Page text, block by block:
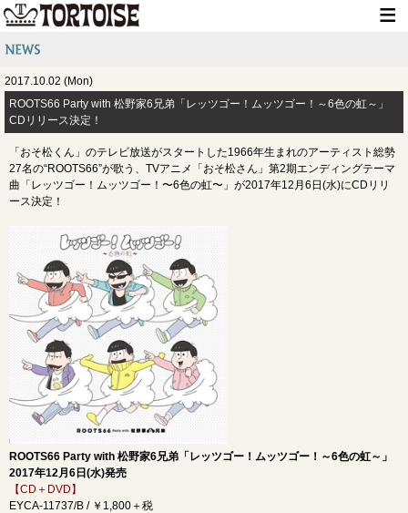
MEDIA INFO
GOODS
2017.10.02 (Mon)
ROOTS66 Party with 松野家6兄弟「レッツゴー！ムッツゴー！～6色の虹～」
CDリリース決定！
「おそ松くん」のテレビ放送がスタートした1966年生まれのアーティスト総勢
27名の“ROOTS66”が歌う、TVアニメ「おそ松さん」第2期エンディングテーマ
曲「レッツゴー！ムッツゴー！〜6色の虹〜」が2017年12月6日(水)にCDリリ
ース決定！
ROOTS66 Party with 松野家6兄弟「レッツゴー！ムッツゴー！～6色の虹～」
2017年12月6日(水)発売
【CD＋DVD】
EYCA-11737/B / ￥1,800＋税